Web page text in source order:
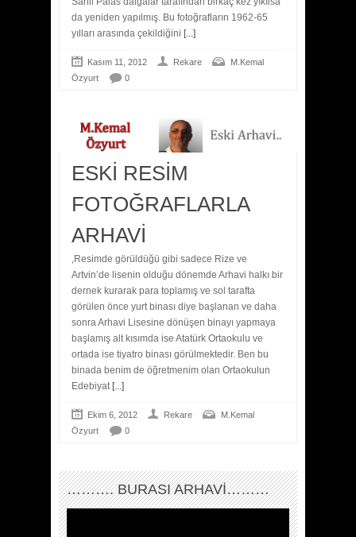
da yeniden yapılmış. Bu fotoğrafların 1962-65
yılları arasında çekildiğini [...]
Kasım 11, 2012 Rekare
M.Kemal
Özyurt
0
ESKİ RESİM
FOTOĞRAFLARLA
ARHAVİ
,Resimde görüldüğü gibi sadece Rize ve
Artvin’de lisenin olduğu dönemde Arhavi halkı bir
dernek kurarak para toplamış ve sol tarafta
görülen önce yurt binası diye başlanan ve daha
sonra Arhavi Lisesine dönüşen binayı yapmaya
başlamış alt kısımda ise Atatürk Ortaokulu ve
ortada ise tiyatro binası görülmektedir. Ben bu
binada benim de öğretmenim olan Ortaokulun
Edebiyat[...]
Ekim 6, 2012 Rekare
M.Kemal
Özyurt
0
………. BURASI ARHAVİ………